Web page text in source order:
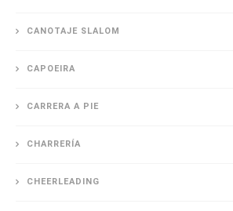
CANOTAJE SLALOM
CAPOEIRA
CARRERA A PIE
CHARRERÍA
CHEERLEADING